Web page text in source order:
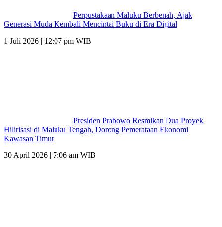
Perpustakaan Maluku Berbenah, Ajak
Generasi Muda Kembali Mencintai Buku di Era Digital
1 Juli 2026 | 12:07 pm WIB
Presiden Prabowo Resmikan Dua Proyek
Hilirisasi di Maluku Tengah, Dorong Pemerataan Ekonomi
Kawasan Timur
30 April 2026 | 7:06 am WIB